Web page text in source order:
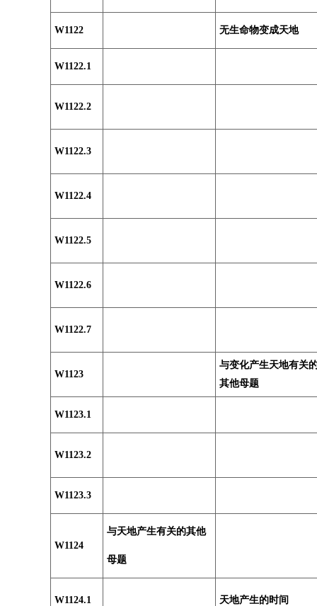
W1122 无生命物变成天地
W1122.1
W1122.2
W1122.3
W1122.4
W1122.5
W1122.6
W1122.7
W1123
与变化产生天地有关
其他母题
W1123.1
W1123.2
W1123.3
W1124
与天地产生有关的其他
母题
W1124.1 天地产生的时间